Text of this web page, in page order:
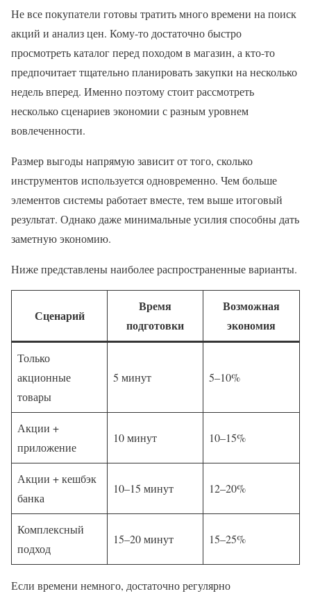
Не все покупатели готовы тратить много времени на поиск
акций и анализ цен. Кому-то достаточно быстро
просмотреть каталог перед походом в магазин, а кто-то
предпочитает тщательно планировать закупки на несколько
недель вперед. Именно поэтому стоит рассмотреть
несколько сценариев экономии с разным уровнем
вовлеченности.
Размер выгоды напрямую зависит от того, сколько
инструментов используется одновременно. Чем больше
элементов системы работает вместе, тем выше итоговый
результат. Однако даже минимальные усилия способны дать
заметную экономию.
Ниже представлены наиболее распространенные варианты.
Сценарий
Время
подготовки
Возможная
экономия
Только
акционные
товары
5 минут 5–10%
Акции +
приложение
10 минут 10–15%
Акции + кешбэк
банка
10–15 минут 12–20%
Комплексный
подход
15–20 минут 15–25%
Если времени немного, достаточно регулярно